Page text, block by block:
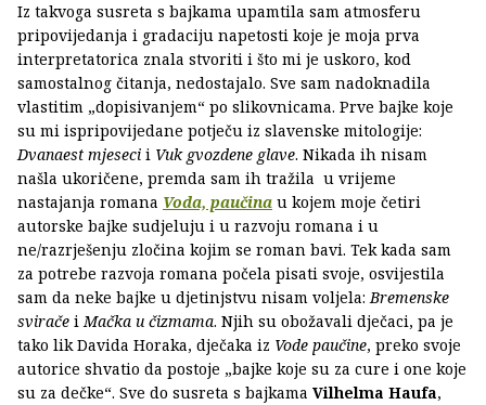
Iz takvoga susreta s bajkama upamtila sam atmosferu
pripovijedanja i gradaciju napetosti koje je moja prva
interpretatorica znala stvoriti i što mi je uskoro, kod
samostalnog čitanja, nedostajalo. Sve sam nadoknadila
vlastitim „dopisivanjem“ po slikovnicama. Prve bajke koje
su mi ispripovijedane potječu iz slavenske mitologije:
Dvanaest mjeseci i Vuk gvozdene glave. Nikada ih nisam
našla ukoričene, premda sam ih tražila u vrijeme
nastajanja romana Voda, paučina u kojem moje četiri
autorske bajke sudjeluju i u razvoju romana i u
ne/razrješenju zločina kojim se roman bavi. Tek kada sam
za potrebe razvoja romana počela pisati svoje, osvijestila
sam da neke bajke u djetinjstvu nisam voljela:Bremenske
svirače iMačka u čizmama. Njih su obožavali dječaci, pa je
tako lik Davida Horaka, dječaka iz Vode paučine, preko svoje
autorice shvatio da postoje „bajke koje su za cure i one koje
su za dečke“. Sve do susreta s bajkama Vilhelma Haufa,